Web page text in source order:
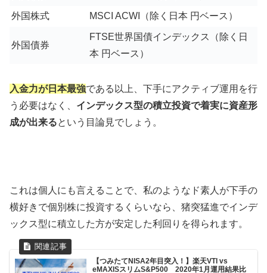
外国株式 MSCI ACWI（除く日本 円ベース）
外国債券
FTSE世界国債インデックス（除く日
本 円ベース）
入金力が日本最強である以上、下手にアクティブ運用を行
う必要はなく、 インデックス型の積立投資で着実に資産形
成が出来るという目論見でしょう。
これは個人にも言えることで、私のようなド素人が下手の
横好きで個別株に投資するくらいなら、猪突猛進でインデ
ックス型に積立した方が安定した利回りを得られます。
【つみたてNISA2年目突入！】楽天VTI vs
eMAXISスリムS&P500 2020年1月運用結果比